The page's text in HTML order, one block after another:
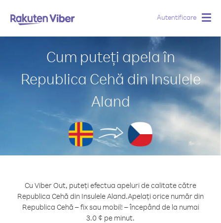
Autentificare
Cum puteți apela în
Republica Cehă din Insulele
Aland
Cu Viber Out, puteți efectua apeluri de calitate către
Republica Cehă din Insulele Aland.Apelați orice număr din
Republica Cehă – fix sau mobil! – începând de la numai
3.0 ¢ pe minut.